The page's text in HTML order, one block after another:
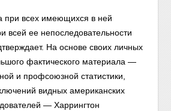
при всех имеющихся в ней
всей ее непоследовательности
На основе своих личных
фактического материала —
и профсоюзной статистики,
видных американских
— Харрингтон